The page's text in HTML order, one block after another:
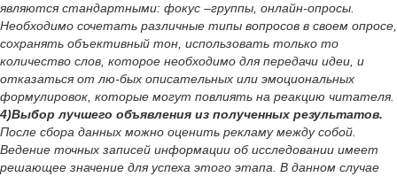
являются стандартными: фокус –группы, онлайн-опросы.
Необходимо сочетать различные типы вопросов в своем опросе,
сохранять объективный тон, использовать только то
количество слов, которое необходимо для передачи идеи, и
отказаться от лю-бых описательных или эмоциональных
формулировок, которые могут повлиять на реакцию читателя.
4)Выбор лучшего объявления из полученных результатов.
После сбора данных можно оценить рекламу между собой.
Ведение точных записей информации об исследовании имеет
решающее значение для успеха этого этапа. В данном случае